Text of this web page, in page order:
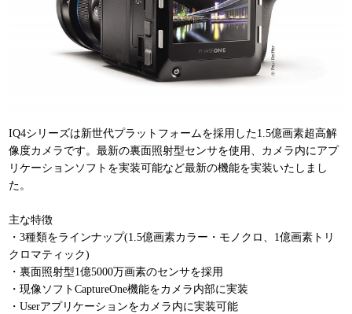
IQ4シリーズは新世代プラットフォームを採用した1.5億画素超高解
像度カメラです。最新の裏面照射型センサを使用、カメラ内にアプ
リケーションソフトを実装可能など最新の機能を実装いたしまし
た。
主な特徴
・3種類をラインナップ(1.5億画素カラー・モノクロ、1億画素トリ
クロマティック)
・裏面照射型1億5000万画素のセンサを採用
・現像ソフトCaptureOne機能をカメラ内部に実装
・Userアプリケーションをカメラ内に実装可能